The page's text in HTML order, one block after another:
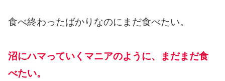
食べ終わったばかりなのにまだ食べたい。
沼にハマっていくマニアのように、まだまだ食
べたい。